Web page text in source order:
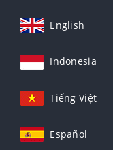
English
Indonesia
Tiếng Việt
Español